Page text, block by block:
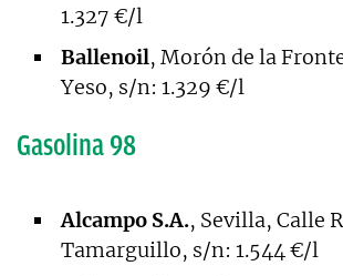
1.327 €/l
Ballenoil, Morón de la
Yeso, s/n: 1.329 €/l
Gasolina 98
Alcampo S.A., Sevilla, Calle
Tamarguillo, s/n: 1.544 €/l